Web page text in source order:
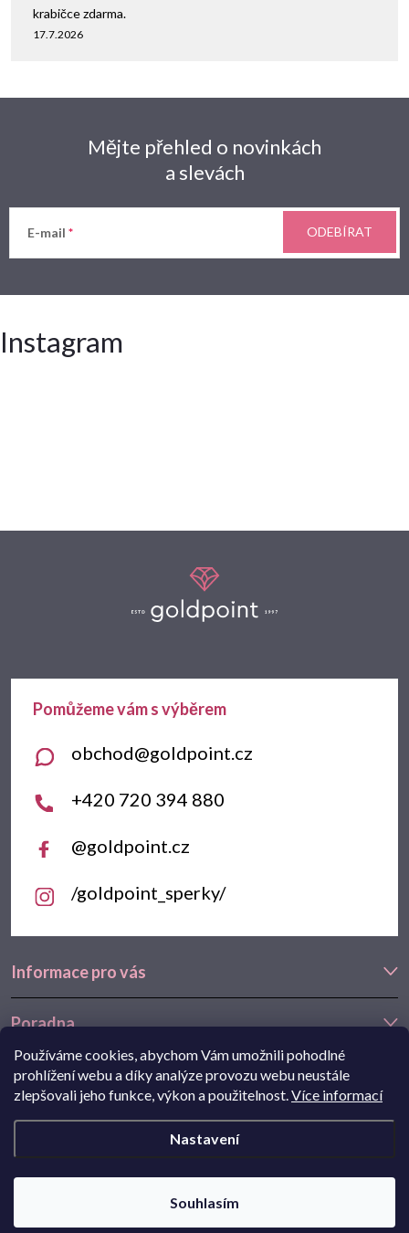
Používáme cookies, abychom Vám umožnili pohodlné
prohlížení webu a díky analýze provozu webu neustále
zlepšovali jeho funkce, výkon a použitelnost.Více informací
Nastavení
Souhlasím
17.7.2026
krabičce zdarma.
Mějte přehled o novinkách
a slevách
E-mail ODEBÍRAT
Instagram
a
Informace pro vás
Poradna
Často hledáte
obchod@goldpoint.cz
+420 720 394 880
@goldpoint.cz
/goldpoint_sperky/
Pohání Shoptet
Navštivte také náš e-shop Goldstore.cz:zlaté náušnice,dětské
náušnice z bílého zlata